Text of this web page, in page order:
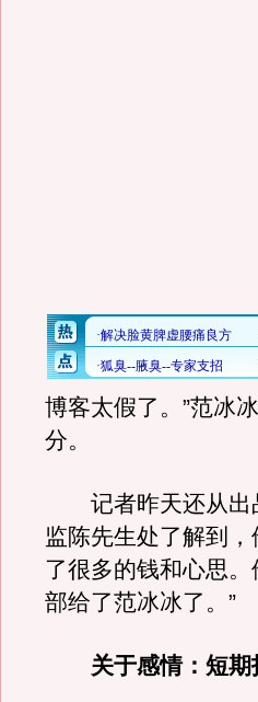
博客太假了。”范冰
分。
记者昨天还从出
监陈先生处了解到
了很多的钱和心思
部给了范冰冰了。”
关于感情：短